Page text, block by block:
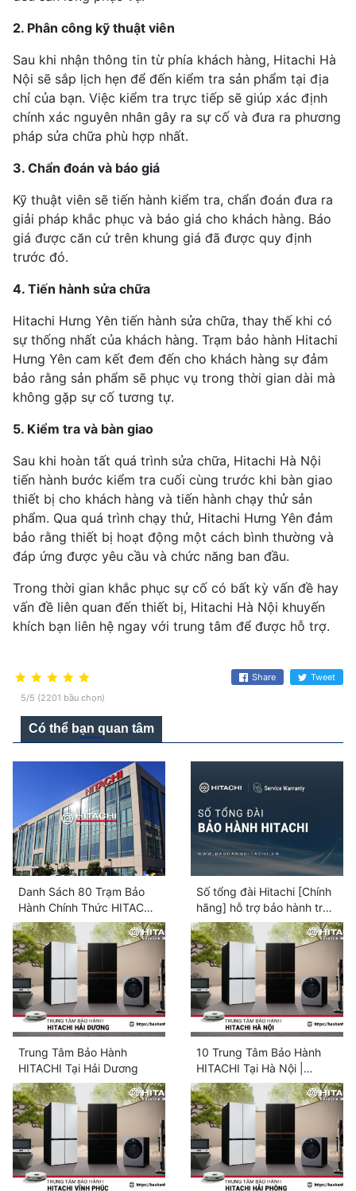
2. Phân công kỹ thuật viên
Sau khi nhận thông tin từ phía khách hàng, Hitachi Hà
Nội sẽ sắp lịch hẹn để đến kiểm tra sản phẩm tại địa
chỉ của bạn. Việc kiểm tra trực tiếp sẽ giúp xác định
chính xác nguyên nhân gây ra sự cố và đưa ra phương
pháp sửa chữa phù hợp nhất.
3. Chẩn đoán và báo giá
Kỹ thuật viên sẽ tiến hành kiểm tra, chẩn đoán đưa ra
giải pháp khắc phục và báo giá cho khách hàng. Báo
giá được căn cứ trên khung giá đã được quy định
trước đó.
4. Tiến hành sửa chữa
Hitachi Hưng Yên tiến hành sửa chữa, thay thế khi có
sự thống nhất của khách hàng. Trạm bảo hành Hitachi
Hưng Yên cam kết đem đến cho khách hàng sự đảm
bảo rằng sản phẩm sẽ phục vụ trong thời gian dài mà
không gặp sự cố tương tự.
5. Kiểm tra và bàn giao
Sau khi hoàn tất quá trình sửa chữa, Hitachi Hà Nội
tiến hành bước kiểm tra cuối cùng trước khi bàn giao
thiết bị cho khách hàng và tiến hành chạy thử sản
phẩm. Qua quá trình chạy thử, Hitachi Hưng Yên đảm
bảo rằng thiết bị hoạt động một cách bình thường và
đáp ứng được yêu cầu và chức năng ban đầu.
Trong thời gian khắc phục sự cố có bất kỳ vấn đề hay
vấn đề liên quan đến thiết bị, Hitachi Hà Nội khuyến
khích bạn liên hệ ngay với trung tâm để được hỗ trợ.
5/5 (2201 bầu chọn)
Share Tweet
Có thể bạn quan tâm
Danh Sách 80 Trạm Bảo
Hành Chính Thức HITACHI
Toàn Quốc
Số tổng đài Hitachi [Chính
hãng] hỗ trợ bảo hành trên
toàn quốc
Trung Tâm Bảo Hành
HITACHI Tại Hải Dương
10 Trung Tâm Bảo Hành
HITACHI Tại Hà Nội |
Chuyên Biệt [Chính Hãng]